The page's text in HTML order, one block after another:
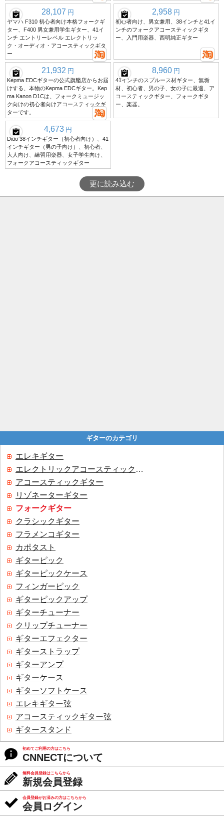
28,107 円
ヤマハ F310 初心者向け本格フォークギ
ター、F400 男女兼用学生ギター、41イ
ンチ エントリーレベル エレクトリッ
ク・オーディオ・アコースティックギタ
ー
2,958 円
初心者向け、男女兼用、38インチと41イ
ンチのフォークアコースティックギタ
ー、入門用楽器、西明純正ギター
21,932 円
Kepma EDCギターの公式旗艦店からお届
けする、本物のKepma EDCギター。Kep
ma Kanon D1Cは、フォークミュージッ
ク向けの初心者向けアコースティックギ
ターです。
8,960 円
41インチのスプルース材ギター、無垢
材、初心者、男の子、女の子に最適、ア
コースティックギター、フォークギタ
ー、楽器。
4,673 円
Dido 38インチギター（初心者向け）、41
インチギター（男の子向け）、初心者、
大人向け、練習用楽器、女子学生向け、
フォークアコースティックギター
更に読み込む
ギターのカテゴリ
エレキギター
エレクトリックアコースティックギター
アコースティックギター
リゾネーターギター
フォークギター
クラシックギター
フラメンコギター
カポタスト
ギターピック
ギターピックケース
フィンガーピック
ギターピックアップ
ギターチューナー
クリップチューナー
ギターエフェクター
ギターストラップ
ギターアンプ
ギターケース
ギターソフトケース
エレキギター弦
アコースティックギター弦
ギタースタンド
初めてご利用の方はこちら
CNNECTについて
無料会員登録はこちらから
新規会員登録
会員登録がお済みの方はこちらから
会員ログイン